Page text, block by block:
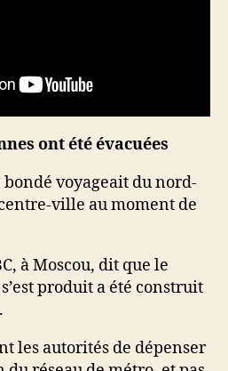
ont été évacuées
voyageait du nord-
ville au moment de
à Moscou, dit que le
produit a été construit
les autorités de dépenser